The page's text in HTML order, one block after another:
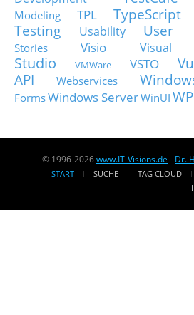
Modeling
TPL TypeScript
Testing
Usability User
Stories
Visio Visual
Studio
VMWare VSTO
API
Webservices
FormsWindows ServerWinUI
© 1996-2026www.IT-Visions.de - Dr.
START SUCHE TAG CLOUD